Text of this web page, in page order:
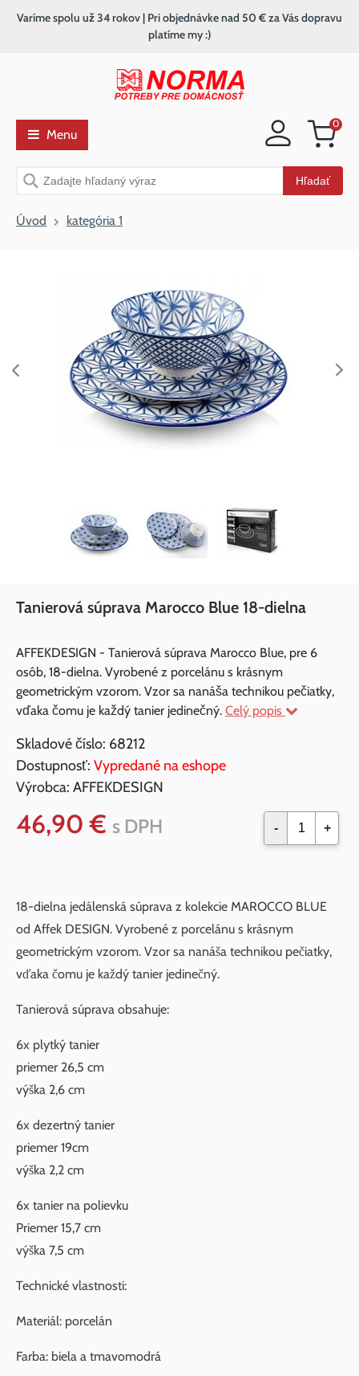
Nákupný
0
Vyhľadávanie Hľadať
Varíme spolu už 34 rokov | Pri objednávke nad 50 € za Vás dopravu
platíme my :)
Menu
Úvod kategória 1
Tanierová súprava Marocco Blue 18-dielna
AFFEKDESIGN - Tanierová súprava Marocco Blue, pre 6
osôb, 18-dielna. Vyrobené z porcelánu s krásnym
geometrickým vzorom. Vzor sa nanáša technikou pečiatky,
vďaka čomu je každý tanier jedinečný. Celý popis
Skladové číslo: 68212
Dostupnosť: Vypredané na eshope
Výrobca: AFFEKDESIGN
46,90 € s DPH - +
18-dielna jedálenská súprava z kolekcie MAROCCO BLUE
od Affek DESIGN. Vyrobené z porcelánu s krásnym
geometrickým vzorom. Vzor sa nanáša technikou pečiatky,
vďaka čomu je každý tanier jedinečný.
Tanierová súprava obsahuje:
6x plytký tanier
priemer 26,5 cm
výška 2,6 cm
6x dezertný tanier
priemer 19cm
výška 2,2 cm
6x tanier na polievku
Priemer 15,7 cm
výška 7,5 cm
Technické vlastnosti:
Materiál: porcelán
Farba: biela a tmavomodrá